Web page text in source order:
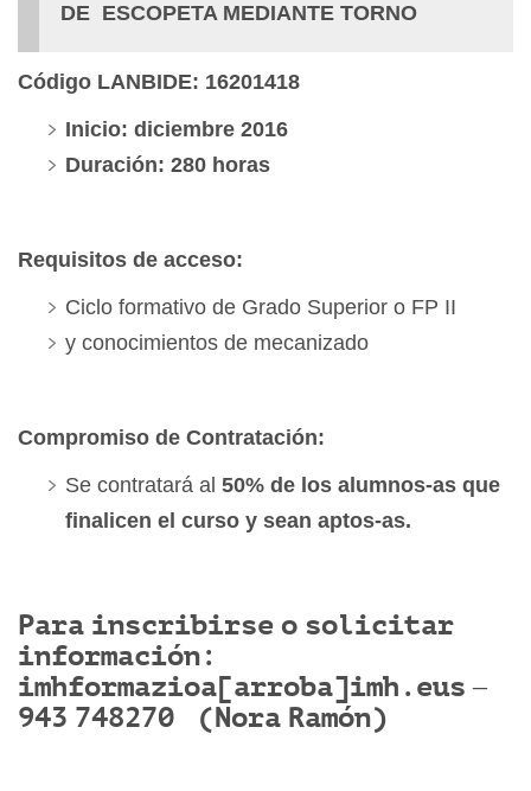
DE ESCOPETA MEDIANTE TORNO
Código LANBIDE: 16201418
Inicio: diciembre 2016
Duración: 280 horas
Requisitos de acceso:
Ciclo formativo de Grado Superior o FP II
y conocimientos de mecanizado
Compromiso de Contratación:
Se contratará al 50% de los alumnos-as que
finalicen el curso y sean aptos-as.
Para inscribirse o solicitar
información:
imhformazioa[arroba]imh.eus –
943 748270 (Nora Ramón)